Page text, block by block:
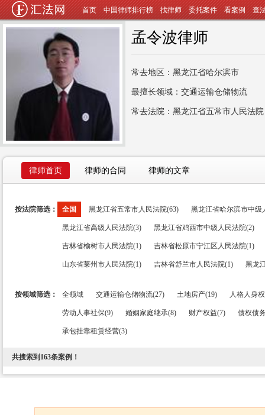
首页 中国律师排行榜 找律师 委托案件 看案例 查
孟令波律师
常去地区：黑龙江省哈尔滨市
最擅长领域：交通运输仓储物流
常去法院：黑龙江省五常市人民法院
律师首页 律师的合同 律师的文章
按法院筛选： 全国 黑龙江省五常市人民法院(63) 黑龙江省哈尔滨市中级
黑龙江省高级人民法院(3) 黑龙江省鸡西市中级人民法院(2)
吉林省榆树市人民法院(1) 吉林省松原市宁江区人民法院(1)
山东省莱州市人民法院(1) 吉林省舒兰市人民法院(1) 黑龙
按领域筛选： 全领域 交通运输仓储物流(27) 土地房产(19) 人格人身
劳动人事社保(9) 婚姻家庭继承(8) 财产权益(7) 债权债
承包挂靠租赁经营(3)
共搜索到 163条案例！